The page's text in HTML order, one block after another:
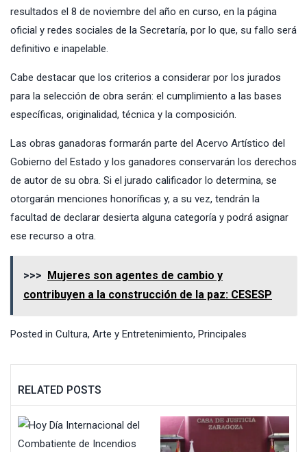
resultados el 8 de noviembre del año en curso, en la página
oficial y redes sociales de la Secretaría, por lo que, su fallo será
definitivo e inapelable.
Cabe destacar que los criterios a considerar por los jurados
para la selección de obra serán: el cumplimiento a las bases
específicas, originalidad, técnica y la composición.
Las obras ganadoras formarán parte del Acervo Artístico del
Gobierno del Estado y los ganadores conservarán los derechos
de autor de su obra. Si el jurado calificador lo determina, se
otorgarán menciones honoríficas y, a su vez, tendrán la
facultad de declarar desierta alguna categoría y podrá asignar
ese recurso a otra.
>>> Mujeres son agentes de cambio y
contribuyen a la construcción de la paz: CESESP
Posted in Cultura, Arte y Entretenimiento, Principales
RELATED POSTS